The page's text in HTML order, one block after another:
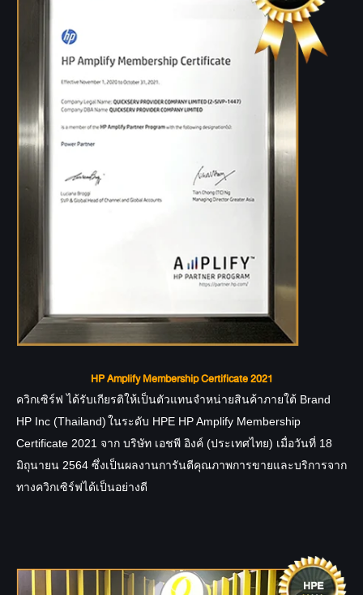
HP Amplify Membership Certificate 2021
ควิกเซิร์ฟ ได้รับเกียรติให้เป็นตัวแทนจำหน่ายสินค้าภายใต้ Brand
HP Inc (Thailand)ในระดับ HPE HP Amplify Membership
Certificate 2021 จาก บริษัท เอชพี อิงค์ (ประเทศไทย) เมื่อวันที่ 18
มิถุนายน 2564 ซึ่งเป็นผลงานการันตีคุณภาพการขายและบริการจาก
ทางควิกเซิร์ฟได้เป็นอย่างดี